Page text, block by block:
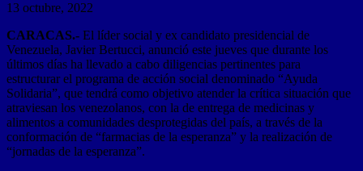
13 octubre, 2022
CARACAS.- El líder social y ex candidato presidencial de
Venezuela, Javier Bertucci, anunció este jueves que durante los
últimos días ha llevado a cabo diligencias pertinentes para
estructurar el programa de acción social denominado “Ayuda
Solidaria”, que tendrá como objetivo atender la crítica situación que
atraviesan los venezolanos, con la de entrega de medicinas y
alimentos a comunidades desprotegidas del país, a través de la
conformación de “farmacias de la esperanza” y la realización de
“jornadas de la esperanza”.